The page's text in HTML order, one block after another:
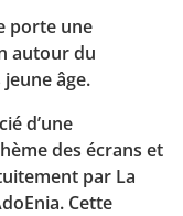
porte une
autour du
âge.
d’une
des écrans et
par La
Cette